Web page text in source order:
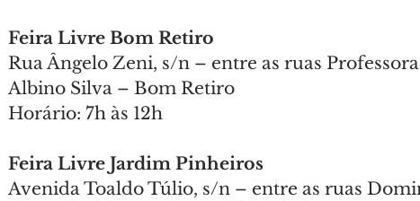
Feira Livre Bom Retiro
Rua Ângelo Zeni, s/n – entre as ruas
Albino Silva – Bom Retiro
Horário: 7h às 12h
Feira Livre Jardim Pinheiros
Avenida Toaldo Túlio, s/n – entre as ruas